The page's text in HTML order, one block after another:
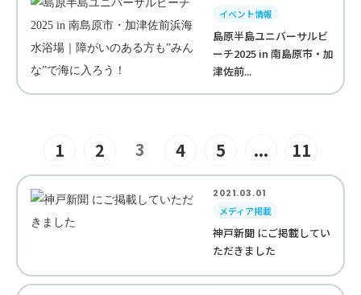
イベント情報
島原半島ユニバーサルビ
ーチ2025 in 南島原市・加
津佐前...
1 2 3 4 5 ... 11
2021.03.01
メディア掲載
神戸新聞 にご掲載してい
ただきました